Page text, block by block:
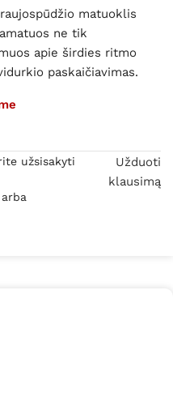
matuoklis
ne tik
apie širdies ritmo
paskaičiavimas.
užsisakyti
arba
Užduoti
klausimą